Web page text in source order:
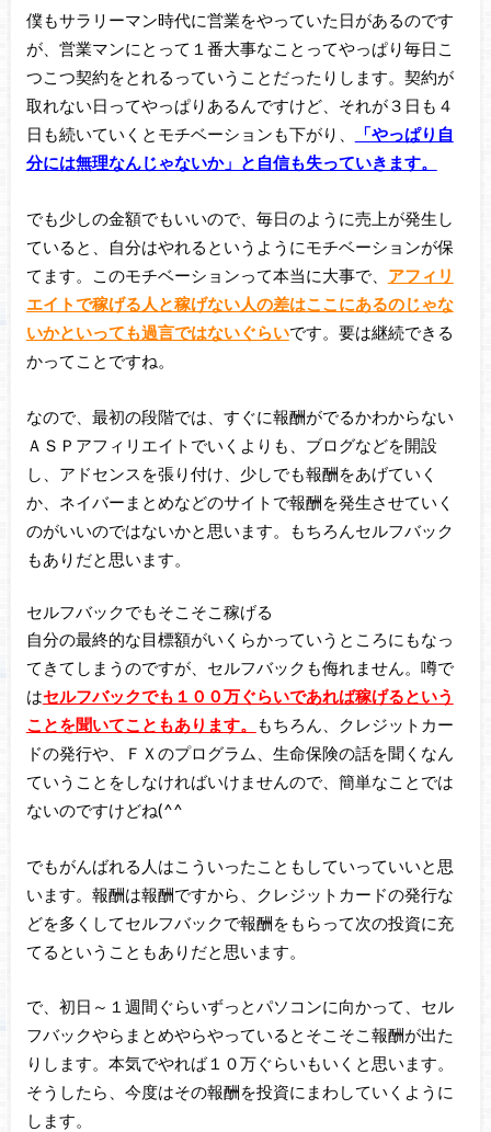
僕もサラリーマン時代に営業をやっていた日があるのです
が、営業マンにとって１番大事なことってやっぱり毎日こ
つこつ契約をとれるっていうことだったりします。契約が
取れない日ってやっぱりあるんですけど、それが３日も４
日も続いていくとモチベーションも下がり、
「やっぱり自
分には無理なんじゃないか」と自信も失っていきます。
でも少しの金額でもいいので、毎日のように売上が発生し
ていると、自分はやれるというようにモチベーションが保
てます。このモチベーションって本当に大事で、 アフィリ
エイトで稼げる人と稼げない人の差はここにあるのじゃな
いかといっても過言ではないぐらいです。要は継続できる
かってことですね。
なので、最初の段階では、すぐに報酬がでるかわからない
ＡＳＰアフィリエイトでいくよりも、ブログなどを開設
し、アドセンスを張り付け、少しでも報酬をあげていく
か、ネイバーまとめなどのサイトで報酬を発生させていく
のがいいのではないかと思います。もちろんセルフバック
もありだと思います。
セルフバックでもそこそこ稼げる
自分の最終的な目標額がいくらかっていうところにもなっ
てきてしまうのですが、セルフバックも侮れません。噂で
はセルフバックでも１００万ぐらいであれば稼げるという
ことを聞いてこともあります。
もちろん、クレジットカー
ドの発行や、ＦＸのプログラム、生命保険の話を聞くなん
ていうことをしなければいけませんので、簡単なことでは
ないのですけどね(^^ゞ
でもがんばれる人はこういったこともしていっていいと思
います。報酬は報酬ですから、クレジットカードの発行な
どを多くしてセルフバックで報酬をもらって次の投資に充
てるということもありだと思います。
で、初日～１週間ぐらいずっとパソコンに向かって、セル
フバックやらまとめやらやっているとそこそこ報酬が出た
りします。本気でやれば１０万ぐらいもいくと思います。
そうしたら、今度はその報酬を投資にまわしていくように
します。